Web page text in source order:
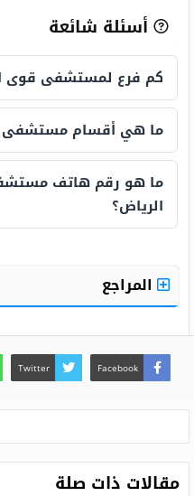
أسئلة شائعة
كم فرع لمستشفى قوى
كم فرع لمستشفى
ما هي أقسام مستشفى
ما هي أقسام
ما هو رقم هاتف
الرياض؟
ما هو رقم هاتف
المراجع
Facebook
Twitter
مقالات ذات صلة